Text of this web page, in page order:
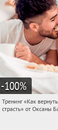
-100%
09:53:10
Тренинг «Как
страсть» от Оксаны